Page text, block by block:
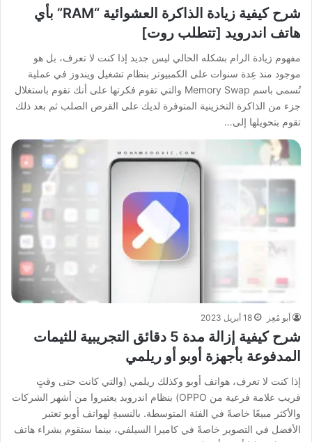
شرح كيفية زيادة الذاكرة العشوائية “RAM” بأي
هاتف اندرويد [تتطلب روت]
مفهوم زيادة الرام بشكله الحالي ليس جديد إذا كنت لا تعرف، بل هو
موجود منذ عِدة سنوات على الكمبيوتر بنظام تشغيل ويندوز في عملية
تُسمى باسم Memory Swap والتي تقوم فكرتها على أنك تقوم باستغلال
جزء من الذاكرة التخزينية المتوفرة لديك على القرص الصلب ثم بعد ذلك
تقوم بتحويلها إلى…
أبو مُعِز 18 أبريل 2023
شرح كيفية إزالة مدة 5 دقائق التجريبية للثيمات
المدفوعة بأجهزة أوبو أو ريلمي
إذا كنت لا تعرف، هواتف أوبو وكذلك ريلمي (والتي كانت حتى وقتٍ
قريب علامة فرعية من OPPO) بنظام اندرويد يعتبروا من أشهر الشركات
والأكثر مبيعًا خاصةً في الفئة المتوسطة. بالنسبةِ لهواتف أوبو تعتبر
الأفضل في التصوير خاصةً في كاميرا السيلفي، بينما ستقوم بشراء هاتف